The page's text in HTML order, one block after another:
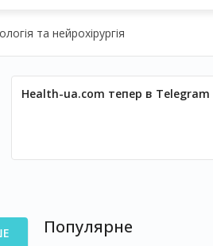
та нейрохірургія
Health-ua.com тепер в Telegram
Популярне